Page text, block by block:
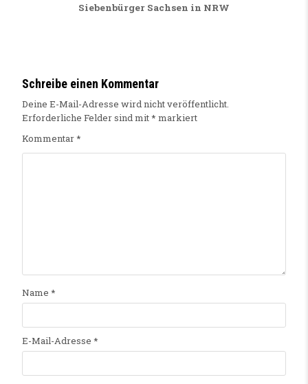
Siebenbürger Sachsen in NRW
Schreibe einen Kommentar
Deine E-Mail-Adresse wird nicht veröffentlicht.
Erforderliche Felder sind mit* markiert
Kommentar*
Name *
E-Mail-Adresse *